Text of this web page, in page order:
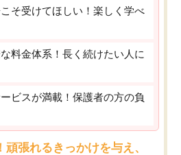
こそ受けてほしい！楽しく学べ
料金体系！長く続けたい人に
ビスが満載！保護者の方の負
張れるきっかけを与え、